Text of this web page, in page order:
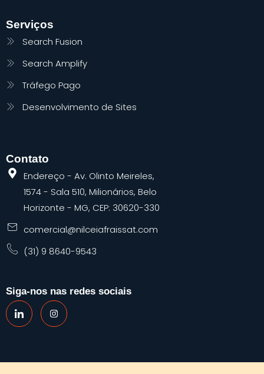
Serviços
Search Fusion
Search Amplify
Tráfego Pago
Desenvolvimento de Sites
Contato
Endereço - Av. Olinto Meireles,
1574 - Sala 510, Milionários, Belo
Horizonte - MG, CEP: 30620-330
comercial@nilceiafraissat.com
(31) 9 8640-9543
Siga-nos nas redes sociais